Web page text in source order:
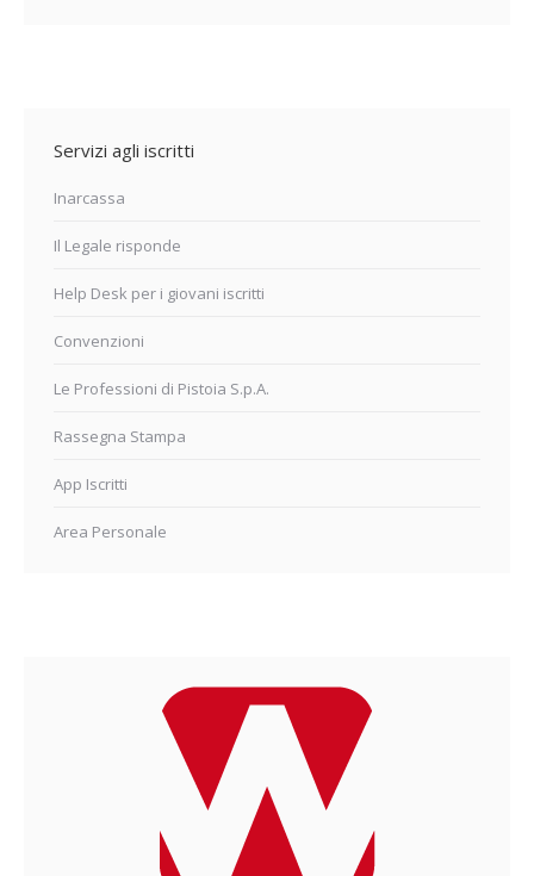
Servizi agli iscritti
Inarcassa
Il Legale risponde
Help Desk per i giovani iscritti
Convenzioni
Le Professioni di Pistoia S.p.A.
Rassegna Stampa
App Iscritti
Area Personale